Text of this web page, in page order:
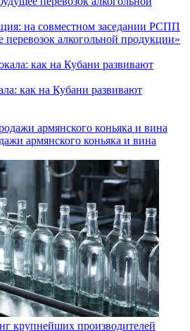
на совместном заседании РСПП
алкогольной продукции»
как на Кубани развивают
армянского коньяка и вина
крупнейших производителей